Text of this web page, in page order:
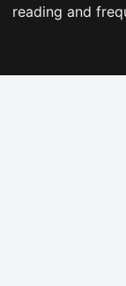
reading and